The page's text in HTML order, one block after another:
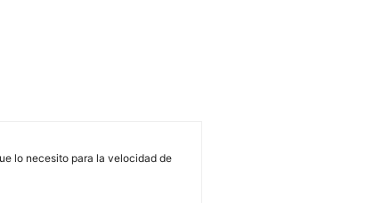
lo necesito para la velocidad de